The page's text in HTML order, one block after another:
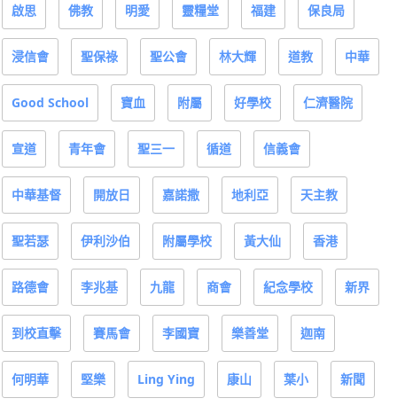
啟思 佛教 明愛 靈糧堂 福建 保良局
浸信會 聖保祿 聖公會 林大輝 道教 中華
Good School 寶血 附屬 好學校 仁濟醫院
宣道 青年會 聖三一 循道 信義會
中華基督 開放日 嘉諾撒 地利亞 天主教
聖若瑟 伊利沙伯 附屬學校 黃大仙 香港
路德會 李兆基 九龍 商會 紀念學校 新界
到校直擊 賽馬會 李國寶 樂善堂 迦南
何明華 堅樂 Ling Ying 康山 葉小 新聞